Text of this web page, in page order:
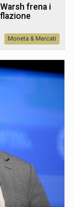
frena i
Moneta & Mercati